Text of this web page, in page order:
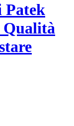
Patek
Qualità